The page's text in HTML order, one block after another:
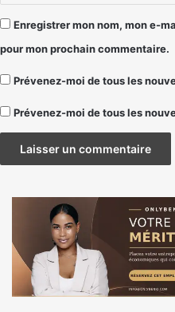
Enregistrer mon nom, mon e-
pour mon prochain commentaire.
Prévenez-moi de tous les
Prévenez-moi de tous les